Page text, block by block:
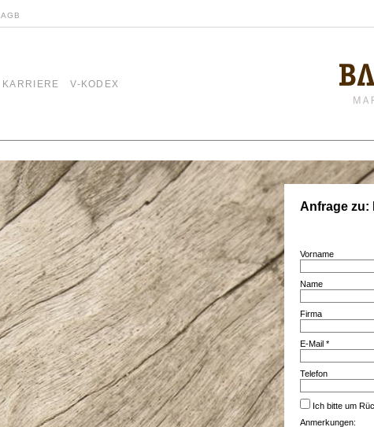
AGB
KARRIERE V-KODEX
Anfrage zu:
Vorname
Name
Firma
E-Mail *
Telefon
Ich bitte um
Anmerkungen: